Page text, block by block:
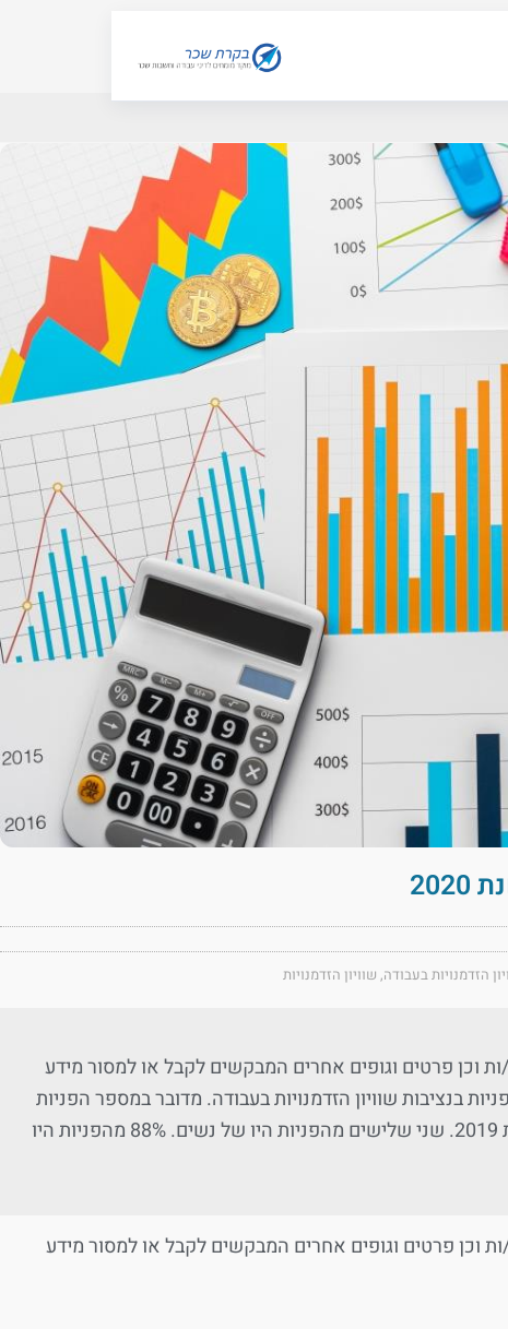
הזדמנויות בעבודה, שוויון הזדמנויות
וכן פרטים וגופים אחרים המבקשים לקבל או למסור מידע
בנושאים של אפליה ואי-שוויון בתעסוקה. בשנת 2020 התקבלו 1,094 פניות בנציבות שוויון הזדמנויות בעבודה. מדובר במספר הפניות
הגבוה ביותר מאז הקמת הנציבות, ובעלייה בשיעור של 40% לעומת שנת 2019. שני שלישים מהפניות היו של נשים. 88% מהפניות היו
וכן פרטים וגופים אחרים המבקשים לקבל או למסור מידע